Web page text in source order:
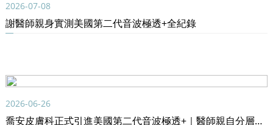
2026-07-08
謝醫師親身實測美國第二代音波極透+全紀錄
2026-06-26
喬安皮膚科正式引進美國第二代音波極透+｜醫師親自分層拉提